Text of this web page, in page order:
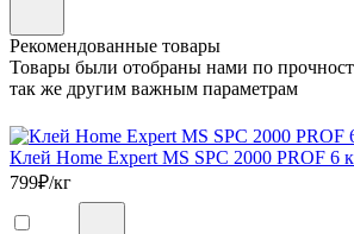
Рекомендованные товары
Товары были отобраны нами по
так же другим важным параметрам
Клей Home Expert MS SPC 2000 PROF 6
799₽/кг